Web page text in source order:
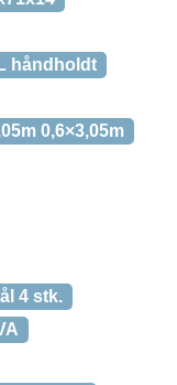
håndholdt
0,6×3,05m
4 stk.